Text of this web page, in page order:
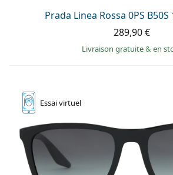
Prada Linea Rossa 0PS B50S
289,90 €
Livraison gratuite& en
Essaivirtuel